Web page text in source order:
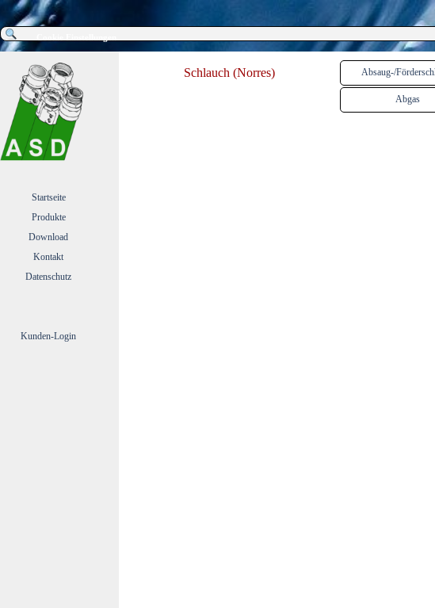
Direkt zum Seiteninhalt
Menü überspringen
Startseite
Produkte
Download
Kontakt
Datenschutz
Kunden-Login
Schlauch (Norres)
Menü überspringen
Absaug-/
Abgas